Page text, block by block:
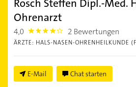
Rosch Steffen Dipl.-Med.
Ohrenarzt
4,0 4.0 2 Bewertungen
ÄRZTE: HALS-NASEN-OHRENHEILKUNDE
E-Mail Chat starten